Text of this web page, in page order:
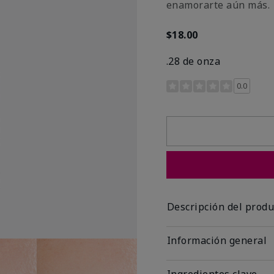
enamorarte aún más.
$18.00
.28 de onza
Calificación de clientes
0.0
Descripción del
Información general